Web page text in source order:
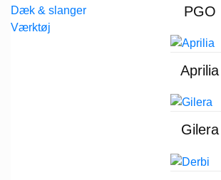
Dæk & slanger
Værktøj
PGO
Aprilia
Gilera